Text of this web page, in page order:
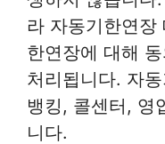
라 자동기한연장
한연장에 대해
처리됩니다. 자
뱅킹, 콜센터, 영
니다.